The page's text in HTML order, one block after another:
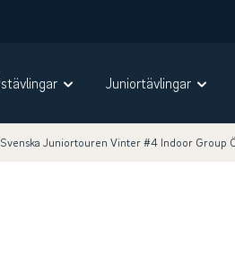
Juniortävlingar
Svenska Juniortouren Vinter #4 Indoor Group